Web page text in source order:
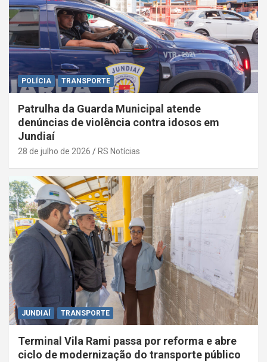
POLÍCIA TRANSPORTE
Patrulha da Guarda Municipal atende
denúncias de violência contra idosos em
Jundiaí
28 de julho de 2026 RS Notícias
JUNDIAÍ TRANSPORTE
Terminal Vila Rami passa por reforma e abre
ciclo de modernização do transporte público